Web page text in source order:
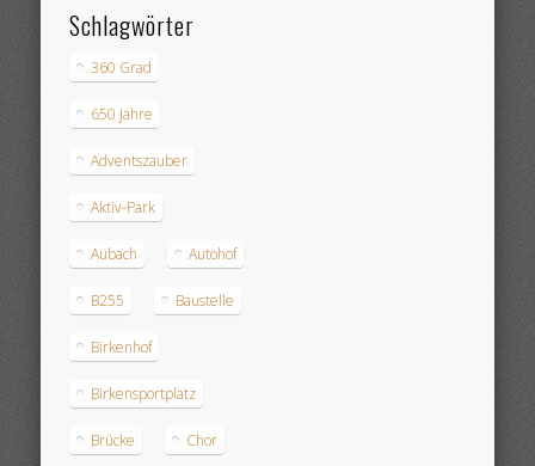
Schlagwörter
360 Grad
650 Jahre
Adventszauber
Aktiv-Park
Aubach Autohof
B255 Baustelle
Birkenhof
Birkensportplatz
Brücke Chor